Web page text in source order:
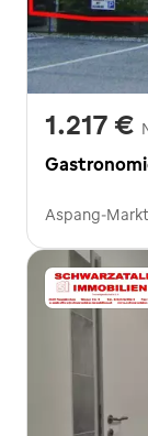
1.217 €
Aspang-